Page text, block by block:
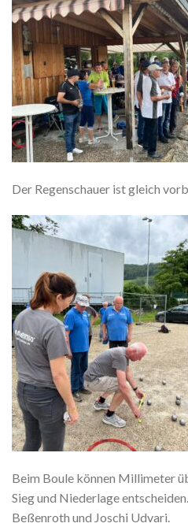
Der Regenschauer ist gleich
Beim Boule können Millimeter
Sieg und Niederlage
Beßenroth und Joschi Udvari.